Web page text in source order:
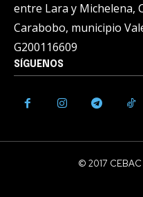
entre Lara y Michelena,
Carabobo, municipio
G200116609
SÍGUENOS
© 2017